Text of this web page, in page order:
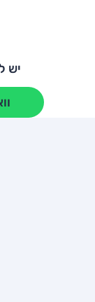
יש
מותגים מתחרים